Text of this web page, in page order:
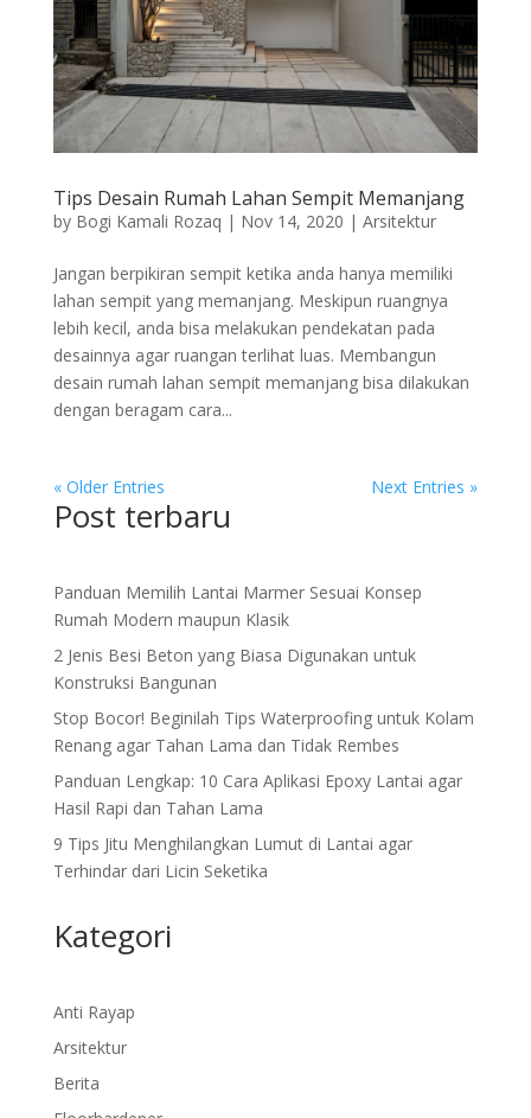
Tips Desain Rumah Lahan Sempit Memanjang
by Bogi Kamali Rozaq | Nov 14, 2020 | Arsitektur
Jangan berpikiran sempit ketika anda hanya memiliki
lahan sempit yang memanjang. Meskipun ruangnya
lebih kecil, anda bisa melakukan pendekatan pada
desainnya agar ruangan terlihat luas. Membangun
desain rumah lahan sempit memanjang bisa dilakukan
dengan beragam cara...
« Older Entries Next Entries »
Post terbaru
Panduan Memilih Lantai Marmer Sesuai Konsep
Rumah Modern maupun Klasik
2 Jenis Besi Beton yang Biasa Digunakan untuk
Konstruksi Bangunan
Stop Bocor! Beginilah Tips Waterproofing untuk Kolam
Renang agar Tahan Lama dan Tidak Rembes
Panduan Lengkap: 10 Cara Aplikasi Epoxy Lantai agar
Hasil Rapi dan Tahan Lama
9 Tips Jitu Menghilangkan Lumut di Lantai agar
Terhindar dari Licin Seketika
Kategori
Anti Rayap
Arsitektur
Berita